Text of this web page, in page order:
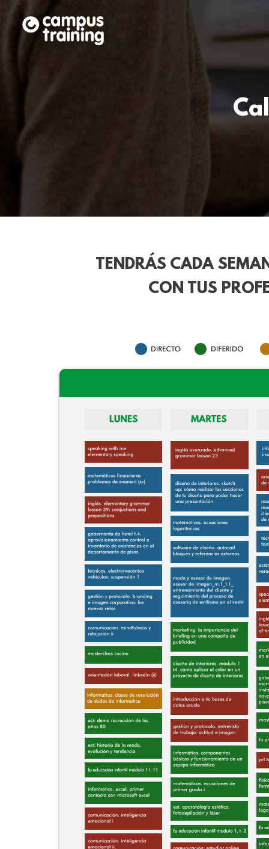
TENDRÁS CADA
CON TUS